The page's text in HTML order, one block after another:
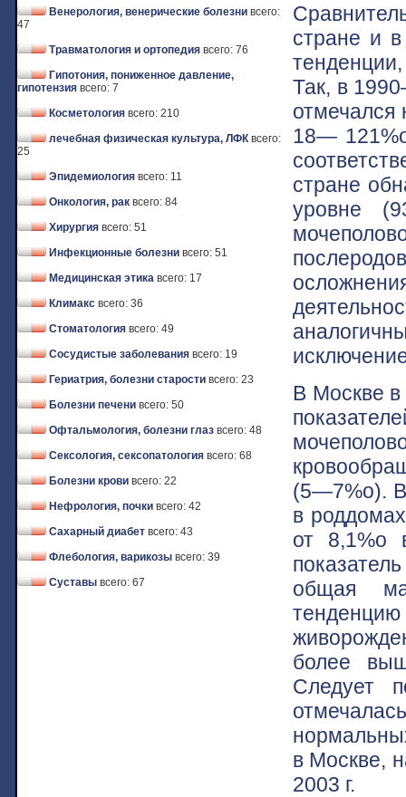
Венерология, венерические болезни всего:
47
Травматология и ортопедия всего: 76
Гипотония, пониженное давление,
гипотензия всего: 7
Косметология всего: 210
лечебная физическая культура, ЛФК всего:
25
Эпидемиология всего: 11
Онкология, рак всего: 84
Хирургия всего: 51
Инфекционные болезни всего: 51
Медицинская этика всего: 17
Климакс всего: 36
Стоматология всего: 49
Сосудистые заболевания всего: 19
Гериатрия, болезни старости всего: 23
Болезни печени всего: 50
Офтальмология, болезни глаз всего: 48
Сексология, сексопатология всего: 68
Болезни крови всего: 22
Нефрология, почки всего: 42
Сахарный диабет всего: 43
Флебология, варикозы всего: 39
Суставы всего: 67
стране и
Так, в
18—
стране
уровне
В Москве в
(5—7%о).
в
от 8,1%о
общая
более
Следует
в Москве,
2003 г.